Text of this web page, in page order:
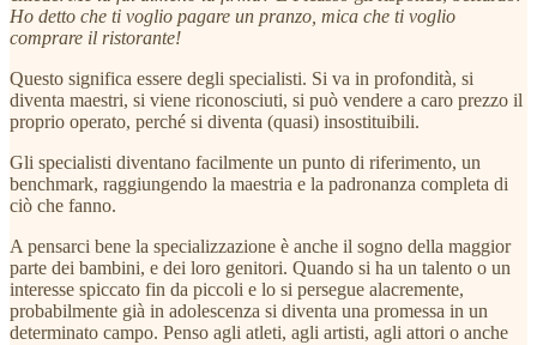
Ho detto che ti voglio pagare un pranzo, mica che ti voglio
comprare il ristorante!
Questo significa essere degli specialisti. Si va in profondità, si
diventa maestri, si viene riconosciuti, si può vendere a caro prezzo il
proprio operato, perché si diventa (quasi) insostituibili.
Gli specialisti diventano facilmente un punto di riferimento, un
benchmark, raggiungendo la maestria e la padronanza completa di
ciò che fanno.
A pensarci bene la specializzazione è anche il sogno della maggior
parte dei bambini, e dei loro genitori. Quando si ha un talento o un
interesse spiccato fin da piccoli e lo si persegue alacremente,
probabilmente già in adolescenza si diventa una promessa in un
determinato campo. Penso agli atleti, agli artisti, agli attori o anche